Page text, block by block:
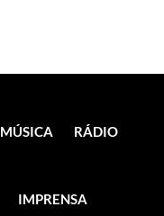
MÚSICA RÁDIO
IMPRENSA